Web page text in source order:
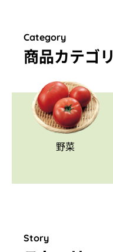
Category
商品カテゴリ
野菜
Story